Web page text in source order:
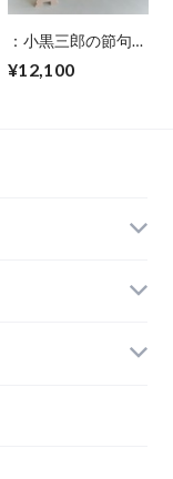
：小黒三郎の節句人
¥12,100